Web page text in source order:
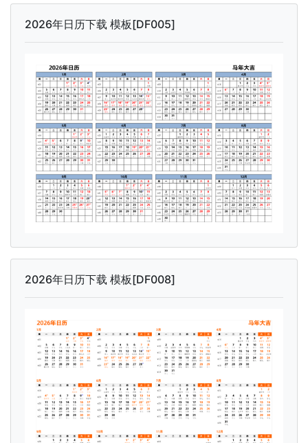
2026年日历下载 模板[DF005]
2026年日历下载 模板[DF008]